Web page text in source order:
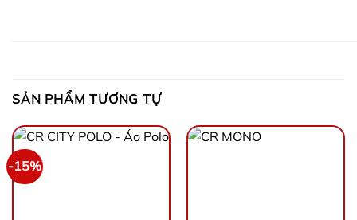
SẢN PHẨM TƯƠNG TỰ
-15%